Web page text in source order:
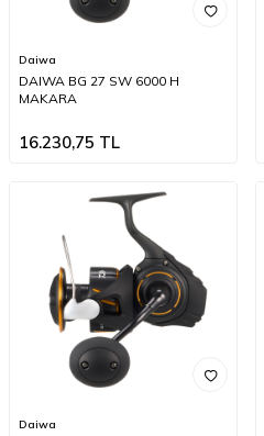
Daiwa
DAIWA BG 27 SW 6000 H
MAKARA
16.230,75 TL
Daiwa